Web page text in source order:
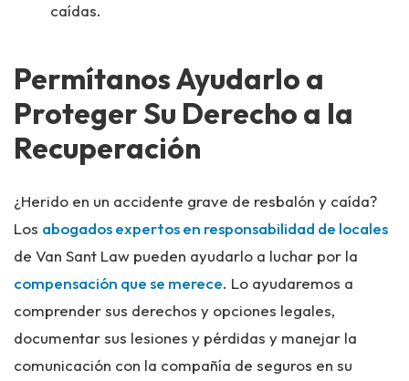
caídas.
Permítanos Ayudarlo a
Proteger Su Derecho a la
Recuperación
¿Herido en un accidente grave de resbalón y caída?
Los abogados expertos en responsabilidad de locales
de Van Sant Law pueden ayudarlo a luchar por la
compensación que se merece. Lo ayudaremos a
comprender sus derechos y opciones legales,
documentar sus lesiones y pérdidas y manejar la
comunicación con la compañía de seguros en su